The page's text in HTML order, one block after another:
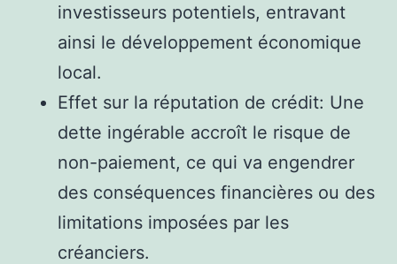
investisseurs potentiels, entravant
ainsi le développement économique
local.
Effet sur la réputation de crédit: Une
dette ingérable accroît le risque de
non-paiement, ce qui va engendrer
des conséquences financières ou des
limitations imposées par les
créanciers.